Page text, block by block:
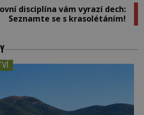
disciplína vám vyrazí dech:
Seznamte se s krasolétáním!